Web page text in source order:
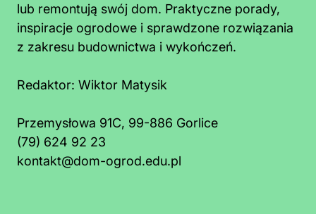
lub remontują swój dom. Praktyczne porady,
inspiracje ogrodowe i sprawdzone rozwiązania
z zakresu budownictwa i wykończeń.
Redaktor: Wiktor Matysik
Przemysłowa 91C, 99-886 Gorlice
(79) 624 92 23
kontakt@dom-ogrod.edu.pl